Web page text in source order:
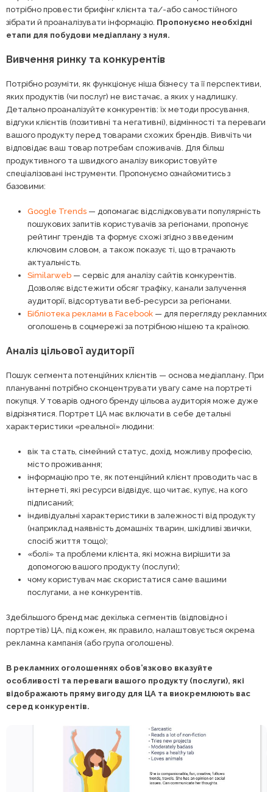
потрібно провести брифінг клієнта та/-або самостійного
зібрати й проаналізувати інформацію. Пропонуємо необхідні
етапи для побудови медіаплану з нуля.
Вивчення ринку та конкурентів
Потрібно розуміти, як функціонує ніша бізнесу та її перспективи,
яких продуктів (чи послуг) не вистачає, а яких у надлишку.
Детально проаналізуйте конкурентів: їх методи просування,
відгуки клієнтів (позитивні та негативні), відмінності та переваги
вашого продукту перед товарами схожих брендів. Вивчіть чи
відповідає ваш товар потребам споживачів. Для більш
продуктивного та швидкого аналізу використовуйте
спеціалізовані інструменти. Пропонуємо ознайомитись з
базовими:
Google Trends — допомагає відслідковувати популярність
пошукових запитів користувачів за регіонами, пропонує
рейтинг трендів та формує схожі згідно з введеним
ключовим словом, а також показує ті, що втрачають
актуальність.
Similarweb — сервіс для аналізу сайтів конкурентів.
Дозволяє відстежити обсяг трафіку, канали залучення
аудиторії, відсортувати веб-ресурси за регіонами.
Бібліотека реклами в Facebook — для перегляду рекламних
оголошень в соцмережі за потрібною нішею та країною.
Аналіз цільової аудиторії
Пошук сегмента потенційних клієнтів — основа медіаплану. При
плануванні потрібно сконцентрувати увагу саме на портреті
покупця. У товарів одного бренду цільова аудиторія може дуже
відрізнятися. Портрет ЦА має включати в себе детальні
характеристики «реальної» людини:
вік та стать, сімейний статус, дохід, можливу професію,
місто проживання;
інформацію про те, як потенційний клієнт проводить час в
інтернеті, які ресурси відвідує, що читає, купує, на кого
підписаний;
індивідуальні характеристики в залежності від продукту
(наприклад наявність домашніх тварин, шкідливі звички,
спосіб життя тощо);
«болі» та проблеми клієнта, які можна вирішити за
допомогою вашого продукту (послуги);
чому користувач має скористатися саме вашими
послугами, а не конкурентів.
Здебільшого бренд має декілька сегментів (відповідно і
портретів) ЦА, під кожен, як правило, налаштовується окрема
рекламна кампанія (або група оголошень).
В рекламних оголошеннях обов’язково вказуйте
особливості та переваги вашого продукту (послуги), які
відображають пряму вигоду для ЦА та виокремлюють вас
серед конкурентів.